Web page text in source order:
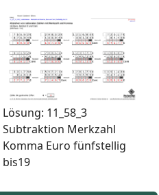
Lösung: 11_58_3
Subtraktion Merkzahl
Komma Euro fünfstellig
bis19